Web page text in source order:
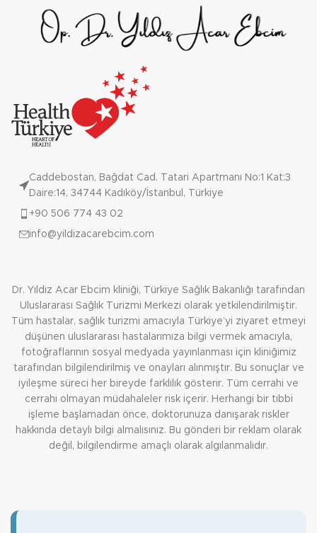
Caddebostan, Bağdat Cad. Tatari Apartmanı No:1 Kat:3
Daire:14, 34744 Kadıköy/İstanbul, Türkiye
+90 506 774 43 02
info@yildizacarebcim.com
Dr. Yıldız Acar Ebcim kliniği, Türkiye Sağlık Bakanlığı tarafından
Uluslararası Sağlık Turizmi Merkezi olarak yetkilendirilmiştir.
Tüm hastalar, sağlık turizmi amacıyla Türkiye’yi ziyaret etmeyi
düşünen uluslararası hastalarımıza bilgi vermek amacıyla,
fotoğraflarının sosyal medyada yayınlanması için kliniğimiz
tarafından bilgilendirilmiş ve onayları alınmıştır. Bu sonuçlar ve
iyileşme süreci her bireyde farklılık gösterir. Tüm cerrahi ve
cerrahi olmayan müdahaleler risk içerir. Herhangi bir tıbbi
işleme başlamadan önce, doktorunuza danışarak riskler
hakkında detaylı bilgi almalısınız. Bu gönderi bir reklam olarak
değil, bilgilendirme amaçlı olarak algılanmalıdır.